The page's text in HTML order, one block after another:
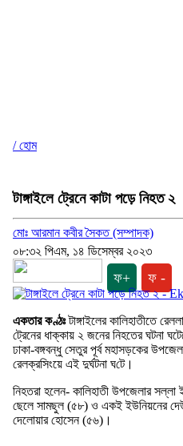
/ হোম
টাঙ্গাইলে ট্রেনে কাটা পড়ে নিহত ২
মোঃ আরমান কবীর সৈকত (সম্পাদক)
০৮:৩২ পিএম, ১৪ ডিসেম্বর ২০২৩
ফ+ ফ -
একতার কণ্ঠঃটাঙ্গাইলের কালিহাতীতে
ট্রেনের ধাক্কায় ২ জনের নিহতের ঘটনা
ঢাকা-বঙ্গবন্ধু সেতুর পূর্ব মহাসড়কের
রেলক্রসিংয়ে এই দুর্ঘটনা ঘ‌টে।
নিহতরা হলেন- কালিহাতী উপজেলার
ছেলে সামছুল (৫৮) ও একই ইউনিয়নের
দেলোয়ার হোসেন (৫৬)।